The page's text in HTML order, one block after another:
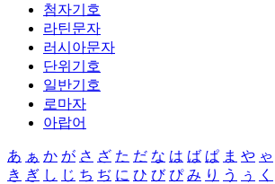
첨자기호
라틴문자
러시아문자
단위기호
일반기호
로마자
아랍어
あ ぁ か が さ ざ た だ な は ば ぱ ま や ゃ
き ぎ し じ ち ぢ に ひ び ぴ み り う ぅ く